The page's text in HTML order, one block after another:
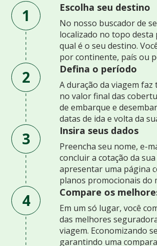
1 Escolha seu destino
No nosso buscador de
localizado no topo desta
qual é o seu destino.
por continente, país ou
2 Defina o período
A duração da viagem
no valor final das
de embarque e
datas de ida e volta da
3 Insira seus dados
Preencha seu nome, e-
concluir a cotação da
apresentar uma página
planos promocionais do
4 Compare os
Em um só lugar, você
das melhores
viagem. Economizando
garantindo uma